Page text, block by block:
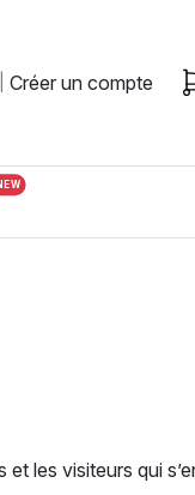
Créer un compte
les visiteurs qui